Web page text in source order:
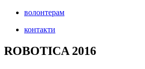
волонтерам
контакти
ROBOTICA 2016